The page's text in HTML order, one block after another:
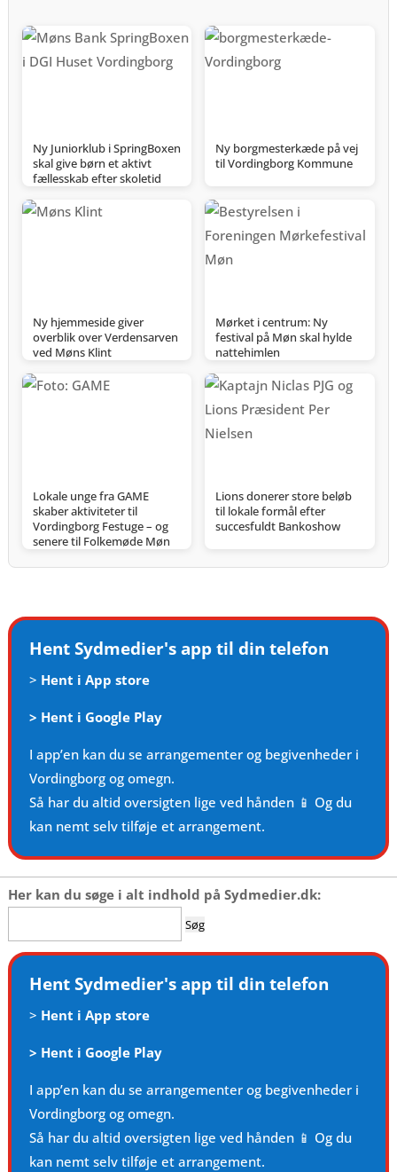
Ny Juniorklub i SpringBoxen
skal give børn et aktivt
fællesskab efter skoletid
Ny borgmesterkæde på vej
til Vordingborg Kommune
Ny hjemmeside giver
overblik over Verdensarven
ved Møns Klint
Mørket i centrum: Ny
festival på Møn skal hylde
nattehimlen
Lokale unge fra GAME
skaber aktiviteter til
Vordingborg Festuge – og
senere til Folkemøde Møn
Lions donerer store beløb
til lokale formål efter
succesfuldt Bankoshow
Hent Sydmedier's app til din telefon
> Hent i App store
> Hent i Google Play
I app’en kan du se arrangementer og begivenheder i
Vordingborg og omegn.
Så har du altid oversigten lige ved hånden 📱 Og du
kan nemt selv tilføje et arrangement.
Her kan du søge i alt indhold på Sydmedier.dk:
efter:
Hent Sydmedier's app til din telefon
> Hent i App store
> Hent i Google Play
I app’en kan du se arrangementer og begivenheder i
Vordingborg og omegn.
Så har du altid oversigten lige ved hånden 📱 Og du
kan nemt selv tilføje et arrangement.